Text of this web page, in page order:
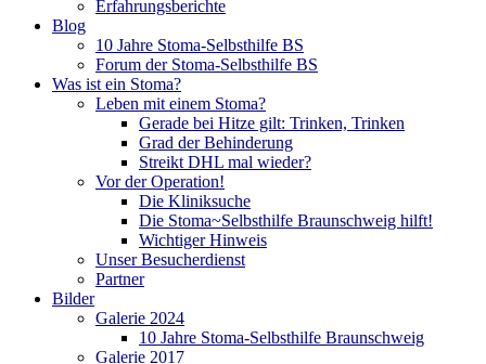
Erfahrungsberichte
Blog
10 Jahre Stoma-Selbsthilfe BS
Forum der Stoma-Selbsthilfe BS
Was ist ein Stoma?
Leben mit einem Stoma?
Gerade bei Hitze gilt: Trinken, Trinken
Grad der Behinderung
Streikt DHL mal wieder?
Vor der Operation!
Die Kliniksuche
Die Stoma~Selbsthilfe Braunschweig hilft!
Wichtiger Hinweis
Unser Besucherdienst
Partner
Bilder
Galerie 2024
10 Jahre Stoma-Selbsthilfe Braunschweig
Galerie 2017